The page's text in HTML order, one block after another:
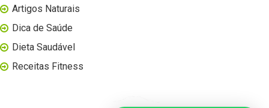
Artigos Naturais
Dica de Saúde
Dieta Saudável
Receitas Fitness